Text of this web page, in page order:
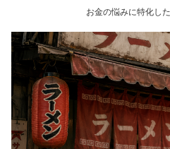
お金の悩みに特化し